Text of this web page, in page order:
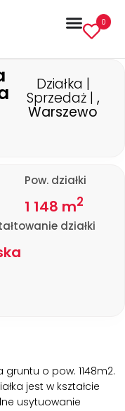
0
Działka |
Sprzedaż | ,
Warszewo
Pow. działki
1 148 m2
działki
o pow. 1148m2.
jest w kształcie
usytuowanie